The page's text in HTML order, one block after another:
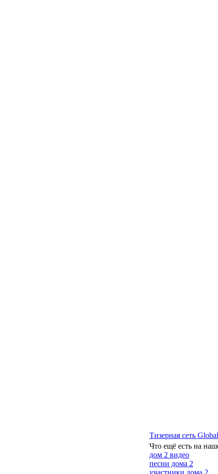
Тизерная сеть
Что ещё есть на
дом 2 видео
песни дома 2
участники дома 2